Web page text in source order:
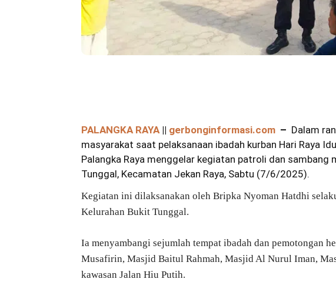
PALANGKA RAYA || gerbonginformasi.com – Dalam
masyarakat saat pelaksanaan ibadah kurban Hari Raya
Palangka Raya menggelar kegiatan patroli dan sambang
Tunggal, Kecamatan Jekan Raya, Sabtu (7/6/2025).
Kegiatan ini dilaksanakan oleh Bripka Nyoman Hatdhi
Kelurahan Bukit Tunggal.
Ia menyambangi sejumlah tempat ibadah dan pemotongan
Musafirin, Masjid Baitul Rahmah, Masjid Al Nurul Iman,
kawasan Jalan Hiu Putih.